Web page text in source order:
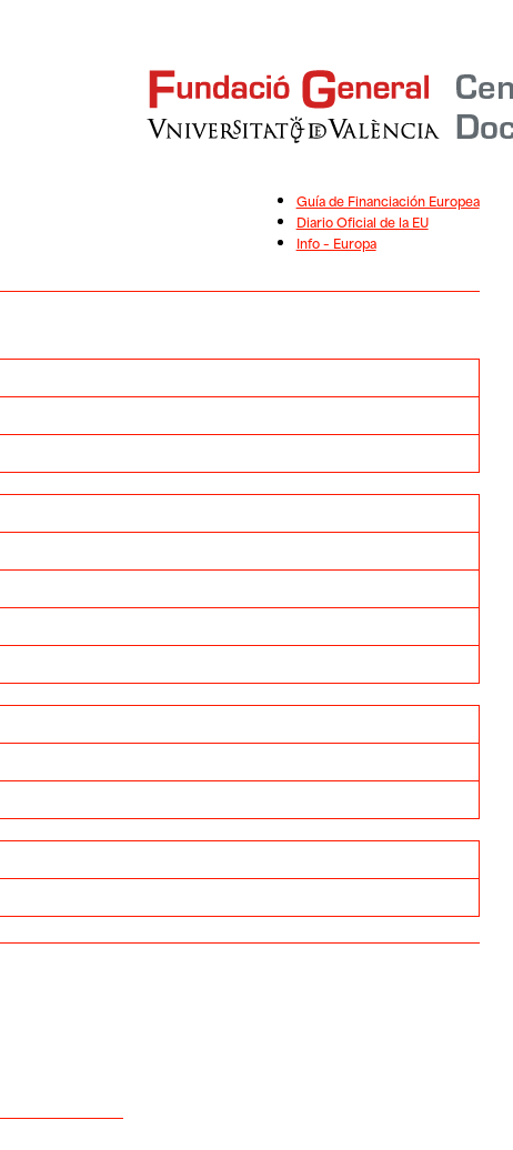
Guía de Financiación Europea
Diario Oficial de la EU
Info – Europa